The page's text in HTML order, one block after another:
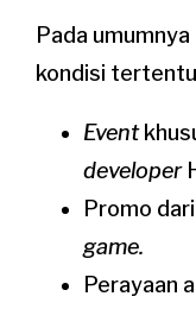
Pada
kondisi
Event
developer
Promo
game.
Perayaan